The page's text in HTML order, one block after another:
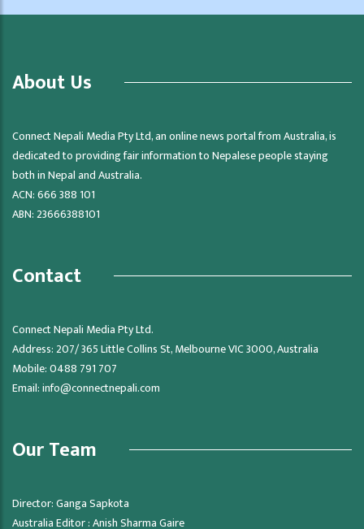
About Us
Connect Nepali Media Pty Ltd, an online news portal from Australia, is
dedicated to providing fair information to Nepalese people staying
both in Nepal and Australia.
ACN: 666 388 101
ABN: 23666388101
Contact
Connect Nepali Media Pty Ltd.
Address: 207/ 365 Little Collins St, Melbourne VIC 3000, Australia
Mobile: 0488 791 707
Email:info@connectnepali.com
Our Team
Director: Ganga Sapkota
Australia Editor : Anish Sharma Gaire